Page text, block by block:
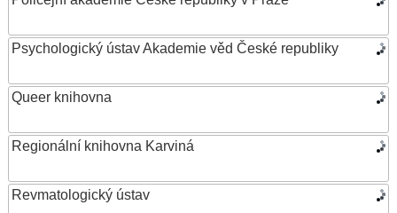
Psychologický ústav Akademie věd České republiky
Queer knihovna
Regionální knihovna Karviná
Revmatologický ústav